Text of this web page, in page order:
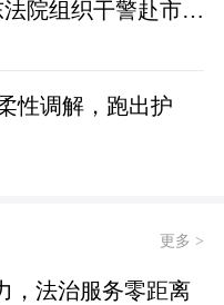
院组织干警赴市禁
参观学习
性调解，跑出护
更多 >
，法治服务零距离